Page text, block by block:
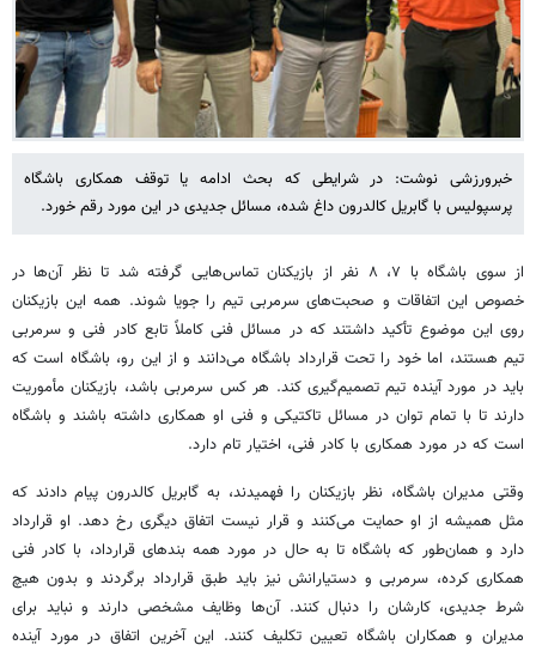
خبرورزشی نوشت: در شرایطی که بحث ادامه یا توقف همکاری باشگاه
پرسپولیس با گابریل کالدرون داغ شده، مسائل جدیدی در این مورد رقم خورد.
از سوی باشگاه با ۷، ۸ نفر از بازیکنان تماس‌هایی گرفته شد تا نظر آن‌ها در
خصوص این اتفاقات و صحبت‌های سرمربی تیم را جویا شوند. همه این بازیکنان
روی این موضوع تأکید داشتند که در مسائل فنی کاملاً تابع کادر فنی و سرمربی
تیم هستند، اما خود را تحت قرارداد باشگاه می‌دانند و از این رو، باشگاه است که
باید در مورد آینده تیم تصمیم‌گیری کند. هر کس سرمربی باشد، بازیکنان مأموریت
دارند تا با تمام توان در مسائل تاکتیکی و فنی او همکاری داشته باشند و باشگاه
است که در مورد همکاری با کادر فنی، اختیار تام دارد.
وقتی مدیران باشگاه، نظر بازیکنان را فهمیدند، به گابریل کالدرون پیام دادند که
مثل همیشه از او حمایت می‌کنند و قرار نیست اتفاق دیگری رخ دهد. او قرارداد
دارد و همان‌طور که باشگاه تا به حال در مورد همه بندهای قرارداد، با کادر فنی
همکاری کرده، سرمربی و دستیارانش نیز باید طبق قرارداد برگردند و بدون هیچ
شرط جدیدی، کارشان را دنبال کنند. آن‌ها وظایف مشخصی دارند و نباید برای
مدیران و همکاران باشگاه تعیین تکلیف کنند. این آخرین اتفاق در مورد آینده